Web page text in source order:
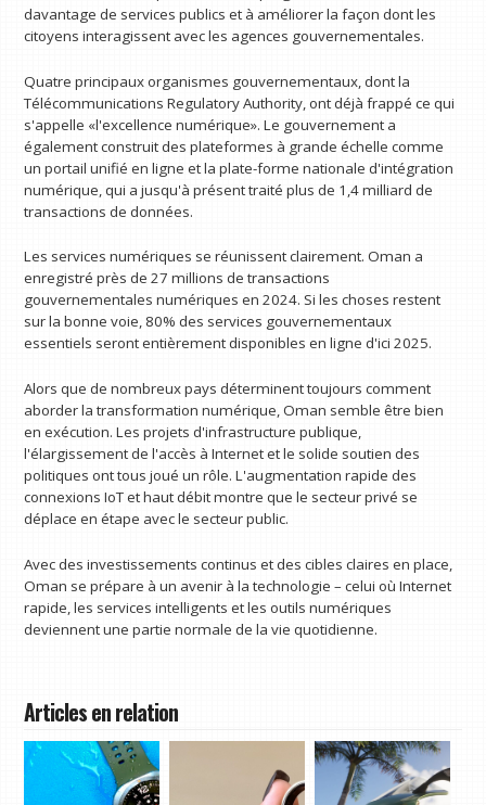
davantage de services publics et à améliorer la façon dont les
citoyens interagissent avec les agences gouvernementales.
Quatre principaux organismes gouvernementaux, dont la
Télécommunications Regulatory Authority, ont déjà frappé ce qui
s'appelle «l'excellence numérique». Le gouvernement a
également construit des plateformes à grande échelle comme
un portail unifié en ligne et la plate-forme nationale d'intégration
numérique, qui a jusqu'à présent traité plus de 1,4 milliard de
transactions de données.
Les services numériques se réunissent clairement. Oman a
enregistré près de 27 millions de transactions
gouvernementales numériques en 2024. Si les choses restent
sur la bonne voie, 80% des services gouvernementaux
essentiels seront entièrement disponibles en ligne d'ici 2025.
Alors que de nombreux pays déterminent toujours comment
aborder la transformation numérique, Oman semble être bien
en exécution. Les projets d'infrastructure publique,
l'élargissement de l'accès à Internet et le solide soutien des
politiques ont tous joué un rôle. L'augmentation rapide des
connexions IoT et haut débit montre que le secteur privé se
déplace en étape avec le secteur public.
Avec des investissements continus et des cibles claires en place,
Oman se prépare à un avenir à la technologie – celui où Internet
rapide, les services intelligents et les outils numériques
deviennent une partie normale de la vie quotidienne.
Articles en relation